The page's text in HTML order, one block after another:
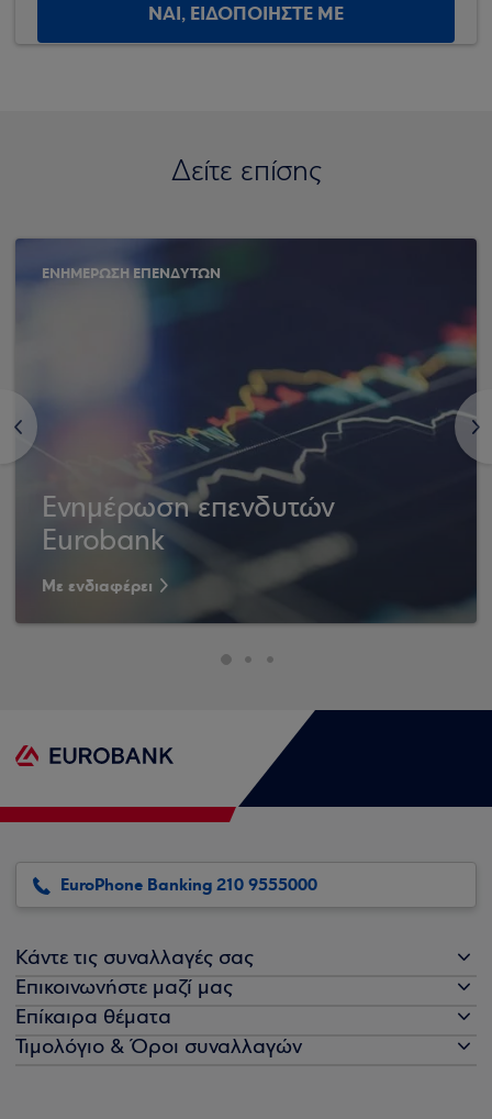
ΝΑΙ, ΕΙΔΟΠΟΙΗΣΤΕ ΜΕ
Δείτε επίσης
<
ΕΝΗΜΕΡΩΣΗ ΕΠΕΝΔΥΤΩΝ
Ενημέρωση επενδυτών
Eurobank
Με ενδιαφέρει
>
EuroPhone Banking 210 9555000
Κάντε τις συναλλαγές σας
Επικοινωνήστε μαζί μας
Επίκαιρα θέματα
Τιμολόγιο & Όροι συναλλαγών